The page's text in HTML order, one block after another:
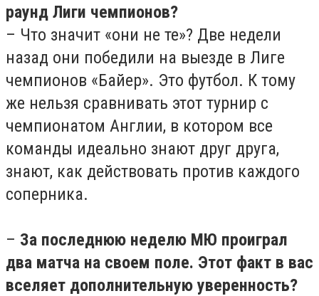
раунд Лиги чемпионов?
– Что значит «они не те»? Две недели
назад они победили на выезде в Лиге
чемпионов «Байер». Это футбол. К тому
же нельзя сравнивать этот турнир с
чемпионатом Англии, в котором все
команды идеально знают друг друга,
знают, как действовать против каждого
соперника.
– За последнюю неделю МЮ проиграл
два матча на своем поле. Этот факт в вас
вселяет дополнительную уверенность?